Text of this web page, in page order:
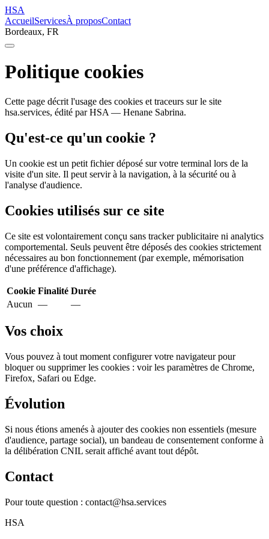
HSA
AccueilServicesÀ proposContact
Bordeaux, FR
Politique cookies
Cette page décrit l'usage des cookies et traceurs sur le site
hsa.services, édité par HSA — Henane Sabrina.
Qu'est-ce qu'un cookie ?
Un cookie est un petit fichier déposé sur votre terminal lors de la
visite d'un site. Il peut servir à la navigation, à la sécurité ou à
l'analyse d'audience.
Cookies utilisés sur ce site
Ce site est volontairement conçu sans tracker publicitaire ni analytics
comportemental. Seuls peuvent être déposés des cookies strictement
nécessaires au bon fonctionnement (par exemple, mémorisation
d'une préférence d'affichage).
Cookie Finalité Durée
Aucun — —
Vos choix
Vous pouvez à tout moment configurer votre navigateur pour
bloquer ou supprimer les cookies : voir les paramètres de Chrome,
Firefox, Safari ou Edge.
Évolution
Si nous étions amenés à ajouter des cookies non essentiels (mesure
d'audience, partage social), un bandeau de consentement conforme à
la délibération CNIL serait affiché avant tout dépôt.
Contact
Pour toute question : contact@hsa.services
HSA